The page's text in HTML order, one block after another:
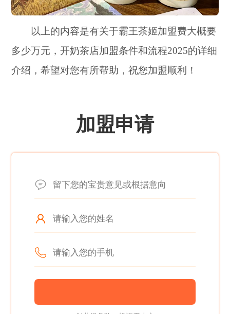
以上的内容是有关于霸王茶姬加盟费大概要
多少万元，开奶茶店加盟条件和流程2025的详细
介绍，希望对您有所帮助，祝您加盟顺利！
加盟申请